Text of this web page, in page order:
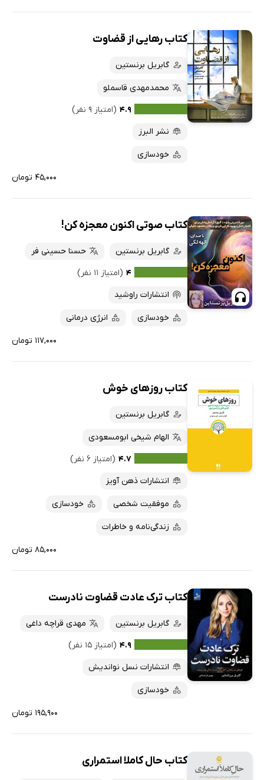
کتاب رهایی از قضاوت
گابریل برنستین
محمدمهدی قاسملو
۴.۹ (امتیاز ۹ نفر)
نشر البرز
خودسازی
۴۵,۰۰۰ تومان
کتاب صوتی اکنون معجزه کن!
گابریل برنستین
حسنا حسینی فر
۴ (امتیاز ۱۱ نفر)
انتشارات راوشید
خودسازی انرژی درمانی
۱۱۷,۰۰۰ تومان
کتاب روزهای خوش
گابریل برنستین
الهام شیخی ابومسعودی
۴.۷ (امتیاز ۶ نفر)
انتشارات ذهن آویز
موفقیت شخصی خودسازی
زندگی‌نامه و خاطرات
۸۵,۰۰۰ تومان
کتاب ترک عادت قضاوت نادرست
گابریل برنستین
مهدی قراچه داغی
۴.۹ (امتیاز ۱۵ نفر)
انتشارات نسل نواندیش
خودسازی
۱۹۵,۹۰۰ تومان
کتاب حال کاملا استمراری